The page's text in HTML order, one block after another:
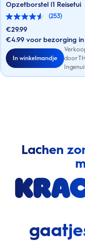
Opzetborstel |1 Reisetui
(253)
4.5
van
5
sterren.
253
beoordelingen
€29.99
€4.99 voor bezorging in
In winkelmandje
door
Lachen